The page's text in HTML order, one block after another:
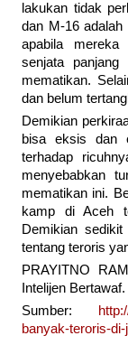
lakukan tidak
dan M-16 adalah
apabila mereka
senjata
mematikan.
dan belum
Demikian
bisa eksis dan
terhadap
menyebabkan
mematikan ini.
kamp di Aceh
Demikian
tentang teroris
PRAYITNO
Intelijen Bertawaf.
Sumber:
banyak-teroris-